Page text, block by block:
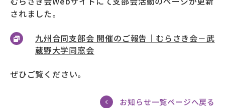
されました。
九州合同支部会 開催のご報告｜むらさき会－武
蔵野大学同窓会
ぜひご覧ください。
お知らせ一覧ページへ戻る